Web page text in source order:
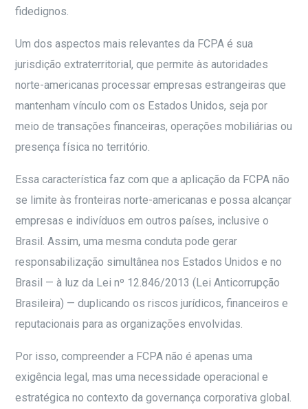
fidedignos.
Um dos aspectos mais relevantes da FCPA é sua
jurisdição extraterritorial, que permite às autoridades
norte-americanas processar empresas estrangeiras que
mantenham vínculo com os Estados Unidos, seja por
meio de transações financeiras, operações mobiliárias ou
presença física no território.
Essa característica faz com que a aplicação da FCPA não
se limite às fronteiras norte-americanas e possa alcançar
empresas e indivíduos em outros países, inclusive o
Brasil. Assim, uma mesma conduta pode gerar
responsabilização simultânea nos Estados Unidos e no
Brasil — à luz da Lei nº 12.846/2013 (Lei Anticorrupção
Brasileira) — duplicando os riscos jurídicos, financeiros e
reputacionais para as organizações envolvidas.
Por isso, compreender a FCPA não é apenas uma
exigência legal, mas uma necessidade operacional e
estratégica no contexto da governança corporativa global.